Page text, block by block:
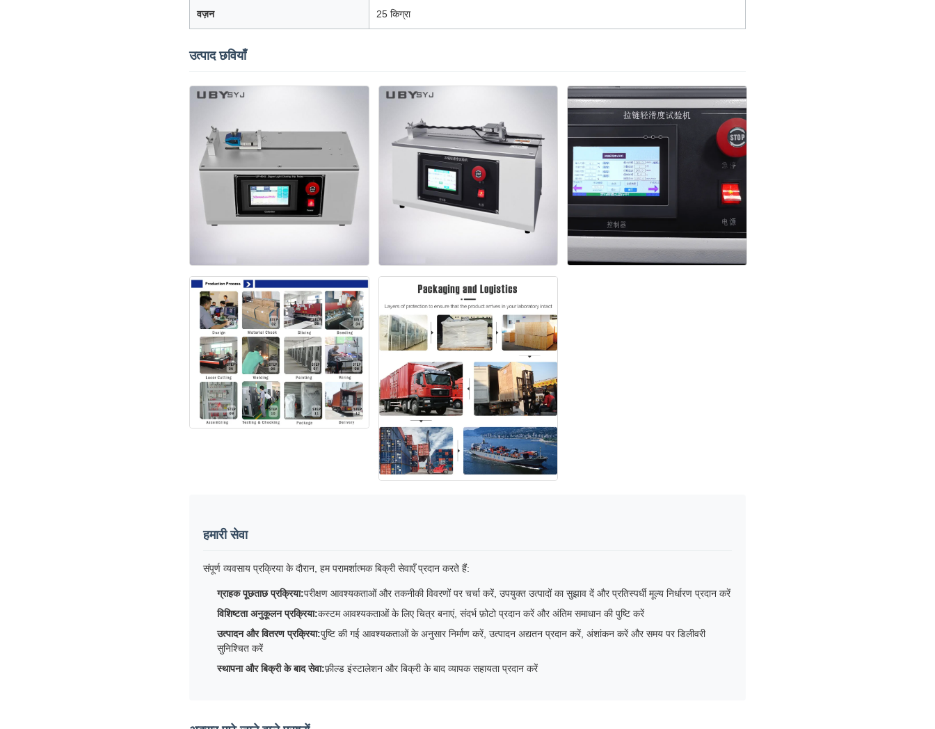
वज़न 25 किग्रा
उत्पाद छवियाँ
हमारी सेवा
संपूर्ण व्यवसाय प्रक्रिया के दौरान, हम परामर्शात्मक बिक्री सेवाएँ प्रदान करते हैं:
ग्राहक पूछताछ प्रक्रिया:परीक्षण आवश्यकताओं और तकनीकी विवरणों पर चर्चा करें, उपयुक्त उत्पादों का सुझाव दें और प्रतिस्पर्धी मूल्य निर्धारण प्रदान करें
विशिष्टता अनुकूलन प्रक्रिया:कस्टम आवश्यकताओं के लिए चित्र बनाएं, संदर्भ फ़ोटो प्रदान करें और अंतिम समाधान की पुष्टि करें
उत्पादन और वितरण प्रक्रिया:पुष्टि की गई आवश्यकताओं के अनुसार निर्माण करें, उत्पादन अद्यतन प्रदान करें, अंशांकन करें और समय पर डिलीवरी
सुनिश्चित करें
स्थापना और बिक्री के बाद सेवा:फ़ील्ड इंस्टालेशन और बिक्री के बाद व्यापक सहायता प्रदान करें